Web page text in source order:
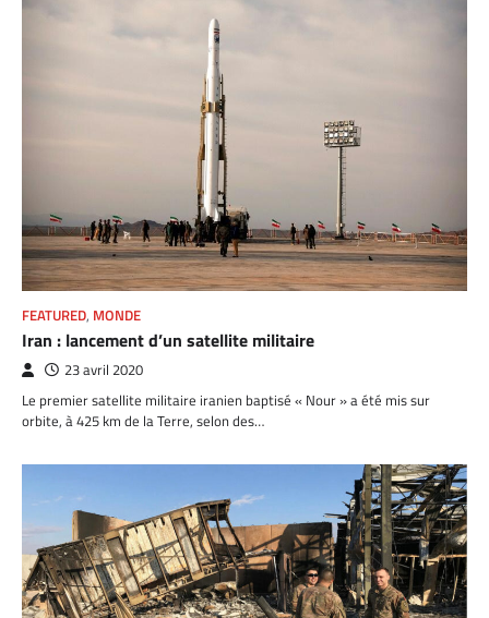
FEATURED, MONDE
Iran : lancement d’un satellite militaire
23 avril 2020
Le premier satellite militaire iranien baptisé « Nour » a été mis sur
orbite, à 425 km de la Terre, selon des…